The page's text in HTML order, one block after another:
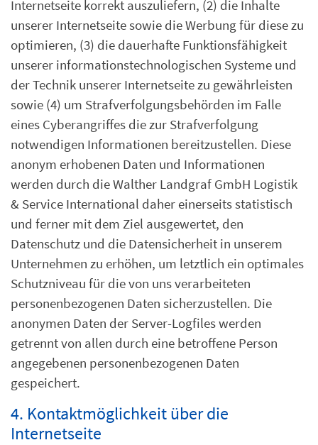
Internetseite korrekt auszuliefern, (2) die Inhalte
unserer Internetseite sowie die Werbung für diese zu
optimieren, (3) die dauerhafte Funktionsfähigkeit
unserer informationstechnologischen Systeme und
der Technik unserer Internetseite zu gewährleisten
sowie (4) um Strafverfolgungsbehörden im Falle
eines Cyberangriffes die zur Strafverfolgung
notwendigen Informationen bereitzustellen. Diese
anonym erhobenen Daten und Informationen
werden durch die Walther Landgraf GmbH Logistik
& Service International daher einerseits statistisch
und ferner mit dem Ziel ausgewertet, den
Datenschutz und die Datensicherheit in unserem
Unternehmen zu erhöhen, um letztlich ein optimales
Schutzniveau für die von uns verarbeiteten
personenbezogenen Daten sicherzustellen. Die
anonymen Daten der Server-Logfiles werden
getrennt von allen durch eine betroffene Person
angegebenen personenbezogenen Daten
gespeichert.
4. Kontaktmöglichkeit über die
Internetseite